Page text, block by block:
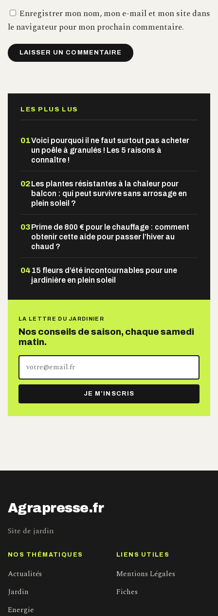
Enregistrer mon nom, mon e-mail et mon site dans
le navigateur pour mon prochain commentaire.
LES PLUS LUS
01Voici pourquoi il ne faut surtout pas acheter
un poêle à granulés ! Les 5 raisons à
connaître !
02Les plantes résistantes à la chaleur pour
balcon : qui peut survivre sans arrosage en
plein soleil ?
03Prime de 800 € pour le chauffage : comment
obtenir cette aide pour passer l’hiver au
chaud ?
04 15 fleurs d’été incontournables pour une
jardinière en plein soleil
LA LETTRE DU JARDINIER
Nos conseils de saison, chaque samedi
matin.
Votre
adresse
e-
mail
JE M’INSCRIS
Agrapresse.fr
Site de jardin
NOS THÉMATIQUES
Actualités
Jardin
Energie
LIENS UTILES
Mentions Légales
Fiches